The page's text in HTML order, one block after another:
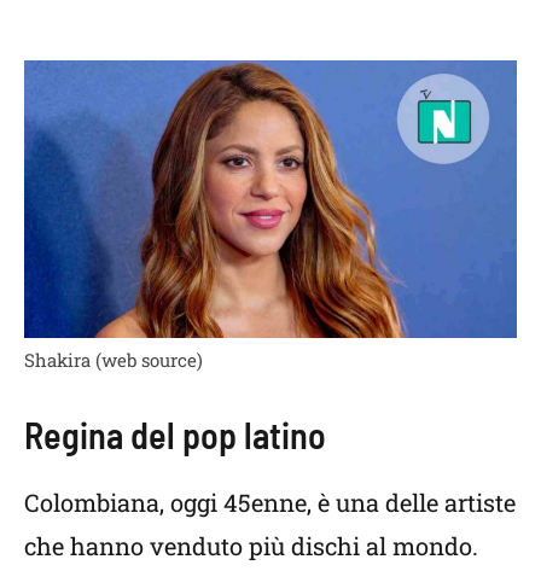
Shakira (web source)
Regina del pop latino
Colombiana, oggi 45enne, è una delle artiste
che hanno venduto più dischi al mondo.